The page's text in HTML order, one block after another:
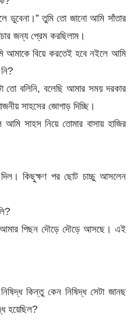
ডুবেনা।” তুমি তো জানো আমি সাঁতার
জন্য প্রেম করছিলাম।
আমাকে বিয়ে করতেই হবে নইলে আমি
তো বলিনি, বলেছি আমার সময় দরকার
সাহসের জোগাড় দিচ্ছি।
সাহস নিয়ে তোমার বাসায় হাজির
কিছুক্ষণ পর ছোট চাচ্চু আসলেন
আমার পিছন দৌড়ে দৌড়ে আসছে। এই
কিন্তু কেন নিষিদ্ধ সেটা জানছ
হয়েছিল?